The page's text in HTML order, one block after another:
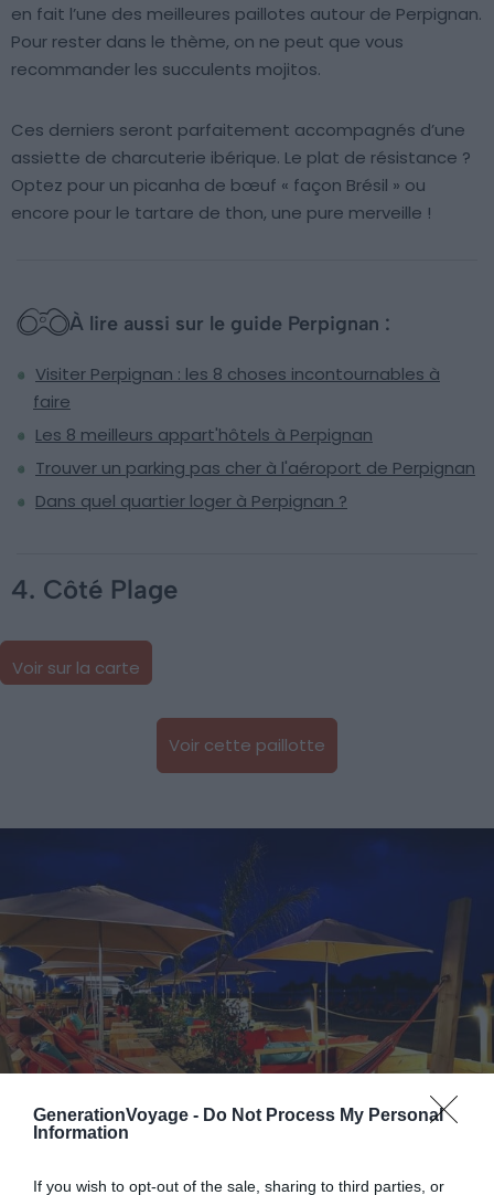
GenerationVoyage - Do Not Process My Personal
Information
If you wish to opt-out of the sale, sharing to third parties, or
en fait l’une des meilleures paillotes autour de Perpignan.
Pour rester dans le thème, on ne peut que vous
recommander les succulents mojitos.
Ces derniers seront parfaitement accompagnés d’une
assiette de charcuterie ibérique. Le plat de résistance ?
Optez pour un picanha de bœuf « façon Brésil » ou
encore pour le tartare de thon, une pure merveille !
À lire aussi sur le guide Perpignan :
Visiter Perpignan : les 8 choses incontournables à
faire
Les 8 meilleurs appart'hôtels à Perpignan
Trouver un parking pas cher à l'aéroport de Perpignan
Dans quel quartier loger à Perpignan ?
4. Côté Plage
Voir sur la carte
Voir cette paillotte